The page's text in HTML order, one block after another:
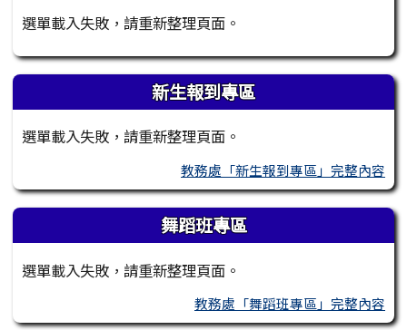
選單載入失敗，請重新整理頁面。
新生報到專區
選單載入失敗，請重新整理頁面。
教務處「新生報到專區」完整內容
舞蹈班專區
選單載入失敗，請重新整理頁面。
教務處「舞蹈班專區」完整內容